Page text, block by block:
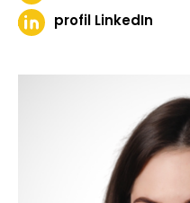
profil LinkedIn